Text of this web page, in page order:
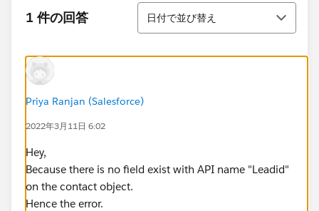
con.Title='Sales manager';
con.Phone='7780282373';
con.HomePhone='99005544433';
con.MailingCity='Hyderabad';
con.MailingState='Telangana';
con.Leadid=
insert con;
if(con.id!=null)
system.debug('contact record is created with
id ..:'+con.id);
1 件の回答
並び替え
日付で並び替え
Priya Ranjan (Salesforce)
2022年3月11日 6:02
Hey,
Because there is no field exist with API name "Leadid"
on the contact object.
Hence the error.